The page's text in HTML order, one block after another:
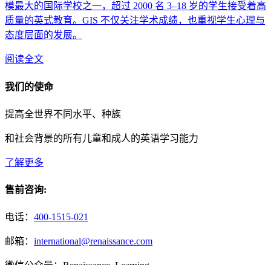
模最大的国际学校之一，超过 2000 名 3–18 岁的学生接受着高
质量的英式教育。GIS 不仅关注学术成绩，也重视学生心理与
态度层面的发展。
阅读全文
我们的使命
提高全世界不同水平、种族
和社会背景的所有儿童和成人的英语学习能力
了解更多
售前咨询:
电话： 400-1515-021
邮箱： international@renaissance.com